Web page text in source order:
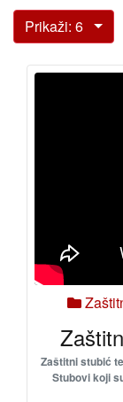
Prikaži: 6
Zaštitni stubić
Stubovi koji